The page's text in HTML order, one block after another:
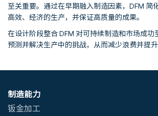
至关重要。通过在早期融入制造因素，DFM 简
高效、经济的生产，并保证高质量的成果。
在设计阶段整合 DFM 对可持续制造和市场成
预测并解决生产中的挑战，从而减少浪费并提升
制造能力
钣金加工